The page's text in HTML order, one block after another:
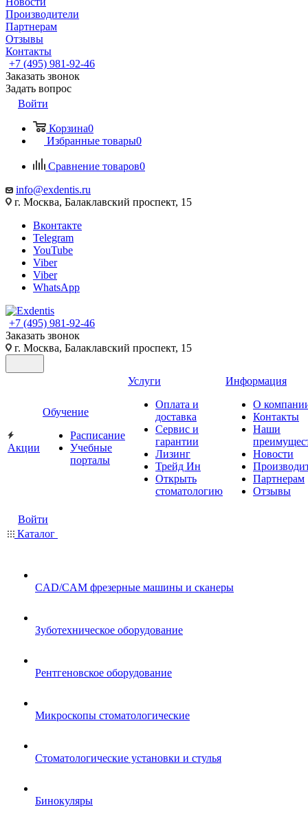
Производители
Партнерам
Отзывы
Контакты
+7 (495) 981-92-46
Заказать звонок
Задать вопрос
Войти
Корзина0
Избранные товары0
Сравнение товаров0
info@exdentis.ru
г. Москва, Балаклавский проспект, 15
Вконтакте
Telegram
YouTube
Viber
Viber
WhatsApp
+7 (495) 981-92-46
Заказать звонок
г. Москва, Балаклавский проспект, 15
Акции
Обучение
Расписание
Учебные
порталы
Услуги
Оплата и
доставка
Сервис и
гарантии
Лизинг
Трейд Ин
Открыть
стоматологию
Информация
О
Контакты
Наши
Новости
Партнерам
Отзывы
Войти
Каталог
CAD/CAM фрезерные машины и сканеры
Зуботехническое оборудование
Рентгеновское оборудование
Микроскопы стоматологические
Стоматологические установки и стулья
Бинокуляры